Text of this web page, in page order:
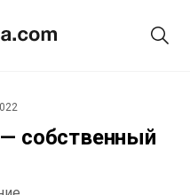
собственный